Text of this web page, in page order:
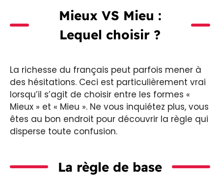
Mieux VS Mieu :
Lequel choisir ?
La richesse du français peut parfois mener à
des hésitations. Ceci est particulièrement vrai
lorsqu’il s’agit de choisir entre les formes «
Mieux » et « Mieu ». Ne vous inquiétez plus, vous
êtes au bon endroit pour découvrir la règle qui
disperse toute confusion.
La règle de base